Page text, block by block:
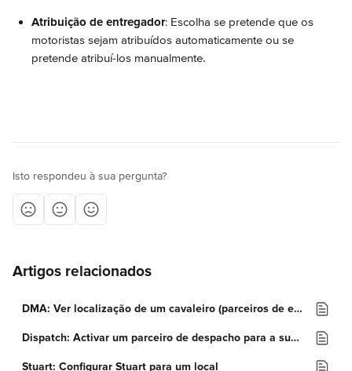
Atribuição de entregador: Escolha se pretende que os
motoristas sejam atribuídos automaticamente ou se
pretende atribuí-los manualmente.
Isto respondeu à sua pergunta?
Artigos relacionados
DMA: Ver localização de um cavaleiro (parceiros de entrega)
Dispatch: Activar um parceiro de despacho para a sua conta
Stuart: Configurar Stuart para um local